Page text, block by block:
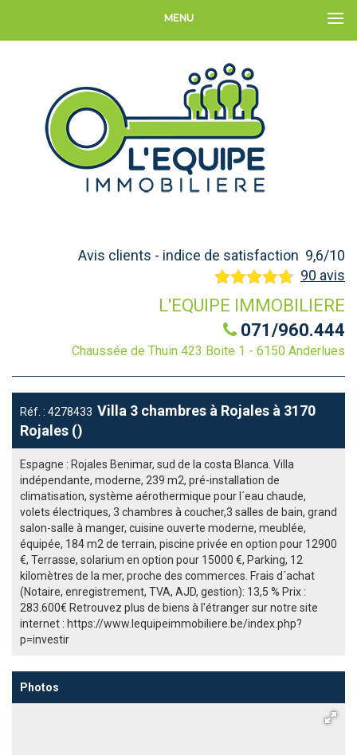
MENU
Avis clients - indice de satisfaction 9,6/10
90 avis
L'EQUIPE IMMOBILIERE
071/960.444
Chaussée de Thuin 423 Boite 1 - 6150 Anderlues
Réf. : 4278433 Villa 3 chambres à Rojales à 3170
Rojales ()
Espagne : Rojales Benimar, sud de la costa Blanca. Villa
indépendante, moderne, 239 m2, pré-installation de
climatisation, système aérothermique pour l´eau chaude,
volets électriques, 3 chambres à coucher,3 salles de bain, grand
salon-salle à manger, cuisine ouverte moderne, meublée,
équipée, 184 m2 de terrain, piscine privée en option pour 12900
€, Terrasse, solarium en option pour 15000 €, Parking, 12
kilomètres de la mer, proche des commerces. Frais d´achat
(Notaire, enregistrement, TVA, AJD, gestion): 13,5 % Prix :
283.600€ Retrouvez plus de biens à l'étranger sur notre site
internet : https://www.lequipeimmobiliere.be/index.php?
p=investir
Photos